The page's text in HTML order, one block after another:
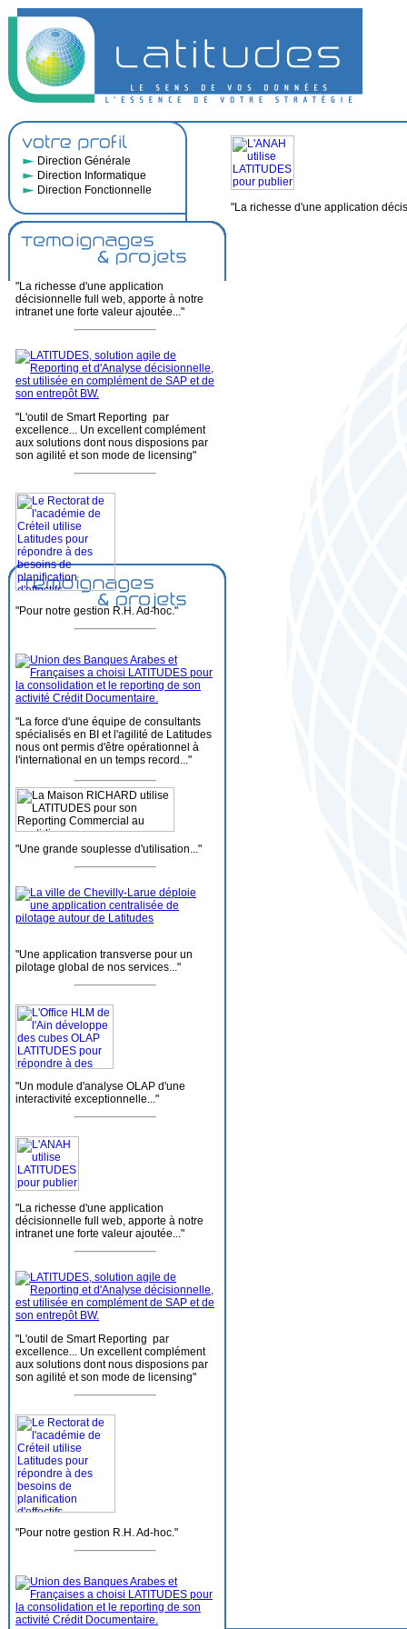
Direction Générale
Direction Informatique
Direction Fonctionnelle
"La richesse d'une application
"La richesse d'une application
décisionnelle full web, apporte à notre
intranet une forte valeur ajoutée..."
"L'outil de Smart Reporting par
excellence... Un excellent complément
aux solutions dont nous disposions par
son agilité et son mode de licensing"
"Pour notre gestion R.H. Ad-hoc."
"La force d'une équipe de consultants
spécialisés en BI et l'agilité de Latitudes
nous ont permis d'être opérationnel à
l'international en un temps record..."
"Une grande souplesse d'utilisation..."
"Une application transverse pour un
pilotage global de nos services..."
"Un module d'analyse OLAP d'une
interactivité exceptionnelle..."
"La richesse d'une application
décisionnelle full web, apporte à notre
intranet une forte valeur ajoutée..."
"L'outil de Smart Reporting par
excellence... Un excellent complément
aux solutions dont nous disposions par
son agilité et son mode de licensing"
"Pour notre gestion R.H. Ad-hoc."